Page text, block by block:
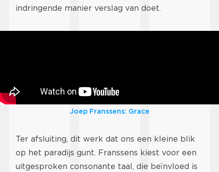
indringende manier verslag van doet.
Joep Franssens: Grace
Ter afsluiting, dit werk dat ons een kleine blik
op het paradijs gunt. Franssens kiest voor een
uitgesproken consonante taal, die beïnvloed is